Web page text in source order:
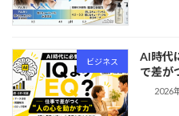
ビジネス
AI時代
で差が
2026